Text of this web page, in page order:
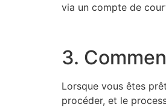
via un compte de
3.
Lorsque vous êtes
procéder, et le